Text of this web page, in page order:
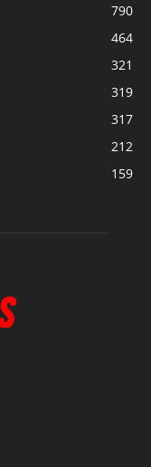
790
464
321
319
317
212
159